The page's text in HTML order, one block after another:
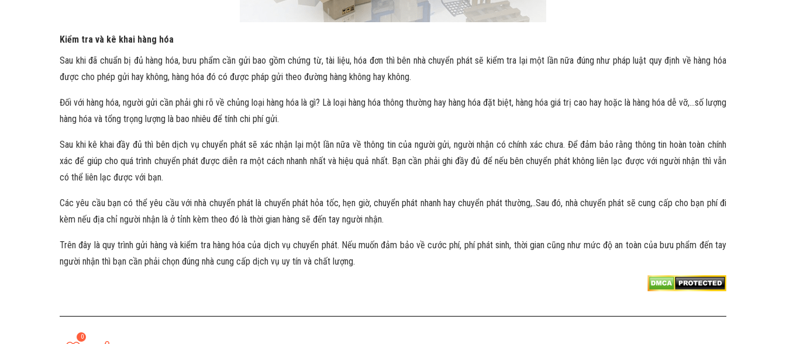
Kiểm tra và kê khai hàng hóa
Sau khi đã chuẩn bị đủ hàng hóa, bưu phẩm cần gửi bao gồm chứng từ, tài liệu, hóa đơn thì bên nhà chuyển phát sẽ kiểm tra lại một lần nữa đúng như pháp luật quy định về hàng hóa
được cho phép gửi hay không, hàng hóa đó có được pháp gửi theo đường hàng không hay không.
Đối với hàng hóa, người gửi cần phải ghi rõ về chủng loại hàng hóa là gì? Là loại hàng hóa thông thường hay hàng hóa đặt biệt, hàng hóa giá trị cao hay hoặc là hàng hóa dễ vỡ,…số lượng
hàng hóa và tổng trọng lượng là bao nhiêu để tính chi phí gửi.
Sau khi kê khai đầy đủ thì bên dịch vụ chuyển phát sẽ xác nhận lại một lần nữa về thông tin của người gửi, người nhận có chính xác chưa. Để đảm bảo rằng thông tin hoàn toàn chính
xác để giúp cho quá trình chuyển phát được diễn ra một cách nhanh nhất và hiệu quả nhất. Bạn cần phải ghi đầy đủ để nếu bên chuyển phát không liên lạc được với người nhận thì vẫn
có thể liên lạc được với bạn.
Các yêu cầu bạn có thể yêu cầu với nhà chuyển phát là chuyển phát hỏa tốc, hẹn giờ, chuyển phát nhanh hay chuyển phát thường,..Sau đó, nhà chuyển phát sẽ cung cấp cho bạn phí đi
kèm nếu địa chỉ người nhận là ở tỉnh kèm theo đó là thời gian hàng sẽ đến tay người nhận.
Trên đây là quy trình gửi hàng và kiểm tra hàng hóa của dịch vụ chuyển phát. Nếu muốn đảm bảo về cước phí, phí phát sinh, thời gian cũng như mức độ an toàn của bưu phẩm đến tay
người nhận thì bạn cần phải chọn đúng nhà cung cấp dịch vụ uy tín và chất lượng.
0